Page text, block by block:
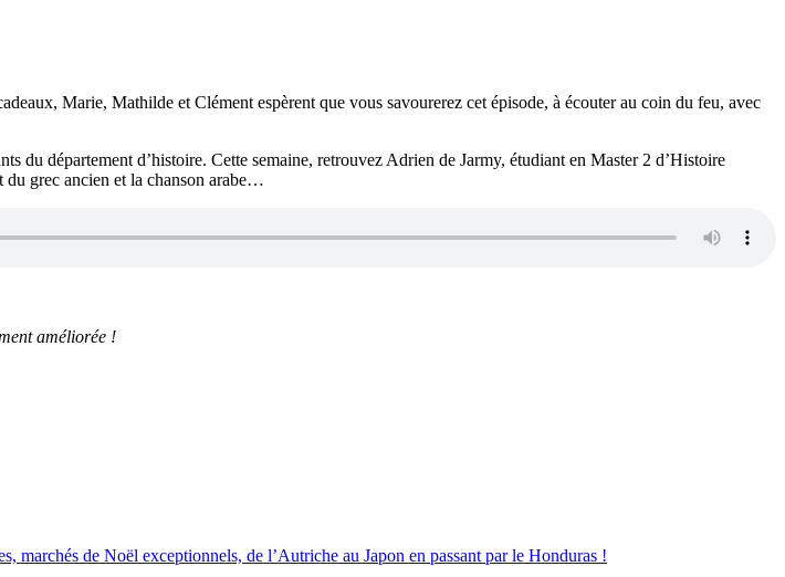
Marie, Mathilde et Clément espèrent que vous savourerez cet épisode, à écouter au coin du feu, avec
du département d’histoire. Cette semaine, retrouvez Adrien de Jarmy, étudiant en Master 2 d’Histoire
du grec ancien et la chanson arabe…
améliorée !
marchés de Noël exceptionnels, de l’Autriche au Japon en passant par le Honduras !